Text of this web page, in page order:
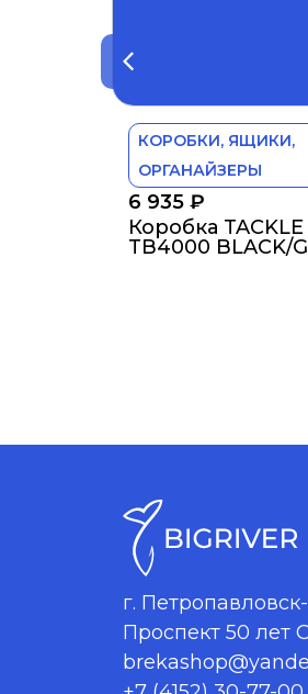
КОРОБКИ, ЯЩИКИ,
ОРГАНАЙЗЕРЫ
6 935 ₽
Коробка TACKLE
TB4000 BLACK/
г.
Проспект 50 лет